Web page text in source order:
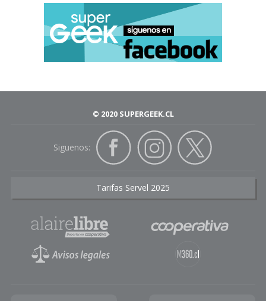
© 2020 SUPERGEEK.CL
Siguenos:
Tarifas Servel 2025